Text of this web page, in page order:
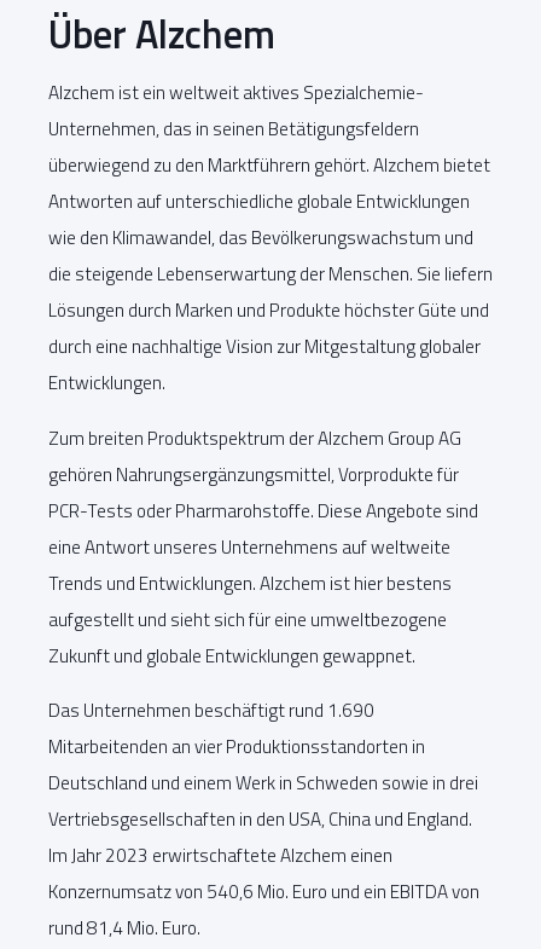
Über Alzchem
Alzchem ist ein weltweit aktives Spezialchemie-
Unternehmen, das in seinen Betätigungsfeldern
überwiegend zu den Marktführern gehört. Alzchem bietet
Antworten auf unterschiedliche globale Entwicklungen
wie den Klimawandel, das Bevölkerungswachstum und
die steigende Lebenserwartung der Menschen. Sie liefern
Lösungen durch Marken und Produkte höchster Güte und
durch eine nachhaltige Vision zur Mitgestaltung globaler
Entwicklungen.
Zum breiten Produktspektrum der Alzchem Group AG
gehören Nahrungsergänzungsmittel, Vorprodukte für
PCR-Tests oder Pharmarohstoffe. Diese Angebote sind
eine Antwort unseres Unternehmens auf weltweite
Trends und Entwicklungen. Alzchem ist hier bestens
aufgestellt und sieht sich für eine umweltbezogene
Zukunft und globale Entwicklungen gewappnet.
Das Unternehmen beschäftigt rund 1.690
Mitarbeitenden an vier Produktionsstandorten in
Deutschland und einem Werk in Schweden sowie in drei
Vertriebsgesellschaften in den USA, China und England.
Im Jahr 2023 erwirtschaftete Alzchem einen
Konzernumsatz von 540,6 Mio. Euro und ein EBITDA von
rund 81,4 Mio. Euro.